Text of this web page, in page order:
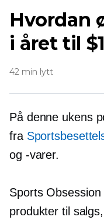
Hvordan
i året til
42 min lytt
På denne ukens
fra
og -varer.
Sports
produkter til